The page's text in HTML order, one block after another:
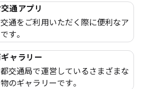
通アプリ
通をご利用いただく際に便利なア
す。
ャラリー
交通局で運営しているさまざまな
のギャラリーです。